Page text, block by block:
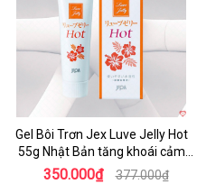
Gel Bôi Trơn Jex Luve Jelly Hot
55g Nhật Bản tăng khoái cảm
nữ
350.000₫ 377.000₫